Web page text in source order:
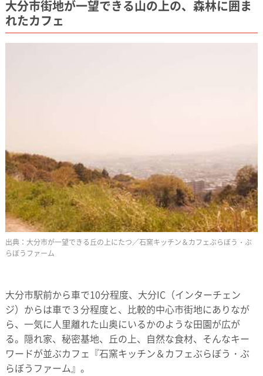
大分市街地が一望できる山の上の、森林に囲ま
れたカフェ
大分市が一望できる丘の上にたつ／石窯キッチン＆カフェぶらぼう・ぶ
らぼうファーム
大分市駅前から車で10分程度、大分IC（インターチェン
ジ）からは車で３分程度と、比較的中心市街地にありなが
ら、一気に人里離れた山奥にいるかのような田園が広が
る。隠れ家、秘密基地、丘の上、自然な食材、そんなキー
ワードが並ぶカフェ『石窯キッチン＆カフェぶらぼう・ぶ
らぼうファーム』。